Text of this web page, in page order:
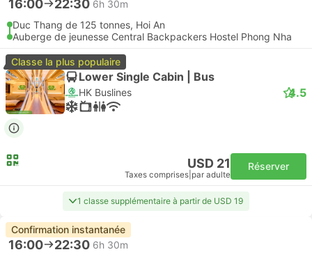
16:00 22:30 6h 30m
Duc Thang de 125 tonnes, Hoi An
Auberge de jeunesse Central Backpackers Hostel Phong Nha
Classe la plus populaire
Lower Single Cabin | Bus
HK Buslines 4.5
USD 21
Taxes comprises par adulte
Réserver
1 classe supplémentaire à partir de USD 19
Confirmation instantanée
16:00 22:30 6h 30m